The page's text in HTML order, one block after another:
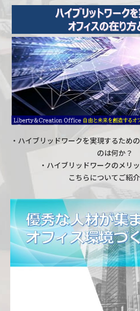
・ハイブリッドワークを実現するため
のは何か？
・ハイブリッドワークのメリ
こちらについてご紹